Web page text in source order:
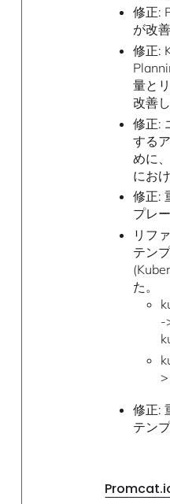
修正:
が改
修正:
量と
改善
修正:
する
めに
にお
修正:
プレ
リフ
テン
た。
-
修正:
テン